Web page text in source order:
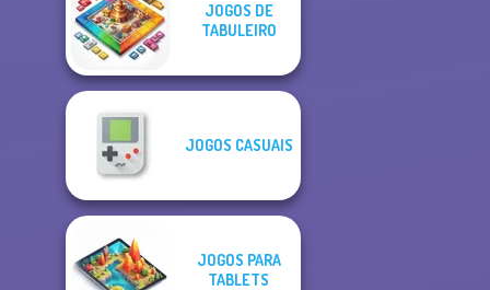
Falling Art
Ragdoll
Simulator
JOGOS DE
TABULEIRO
JOGOS CASUAIS
JOGOS PARA
TABLETS